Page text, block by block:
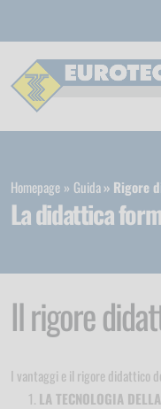
La didattica
Homepage Guida Rigore
Il rigore
I vantaggi e il rigore didattico
LA TECNOLOGIA